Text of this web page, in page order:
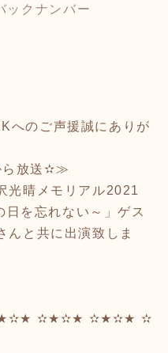
ックナンバー
へのご声援誠にありが
ら放送✫≫
光晴メモリアル2021
を忘れない～」ゲス
んと共に出演致しま
✫★✫★ ✫★✫★ ✫